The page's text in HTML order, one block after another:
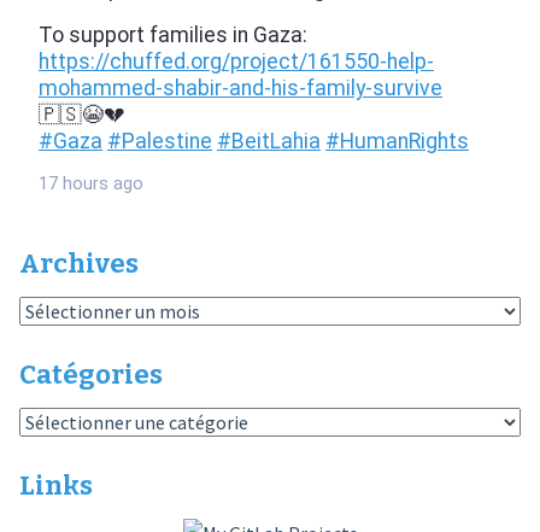
Archives
Archives
Catégories
Catégories
Links